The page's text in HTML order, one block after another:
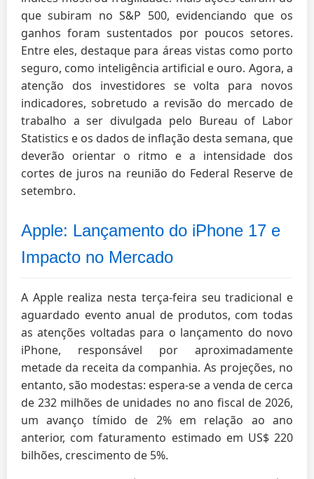
que subiram no S&P 500, evidenciando que os
ganhos foram sustentados por poucos setores.
Entre eles, destaque para áreas vistas como porto
seguro, como inteligência artificial e ouro. Agora, a
atenção dos investidores se volta para novos
indicadores, sobretudo a revisão do mercado de
trabalho a ser divulgada pelo Bureau of Labor
Statistics e os dados de inflação desta semana, que
deverão orientar o ritmo e a intensidade dos
cortes de juros na reunião do Federal Reserve de
setembro.
Apple: Lançamento do iPhone 17 e
Impacto no Mercado
A Apple realiza nesta terça-feira seu tradicional e
aguardado evento anual de produtos, com todas
as atenções voltadas para o lançamento do novo
iPhone, responsável por aproximadamente
metade da receita da companhia. As projeções, no
entanto, são modestas: espera-se a venda de cerca
de 232 milhões de unidades no ano fiscal de 2026,
um avanço tímido de 2% em relação ao ano
anterior, com faturamento estimado em US$ 220
bilhões, crescimento de 5%.